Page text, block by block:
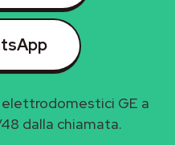
GE a
dalla chiamata.